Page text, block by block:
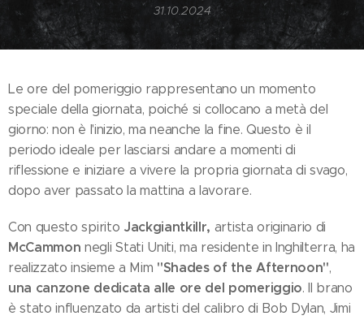
31.10.2024
Le ore del pomeriggio rappresentano un momento
speciale della giornata, poiché si collocano a metà del
giorno: non è l'inizio, ma neanche la fine. Questo è il
periodo ideale per lasciarsi andare a momenti di
riflessione e iniziare a vivere la propria giornata di svago,
dopo aver passato la mattina a lavorare.
Con questo spirito Jackgiantkillr, artista originario di
McCammon negli Stati Uniti, ma residente in Inghilterra, ha
realizzato insieme a Mim "Shades of the Afternoon",
una canzone dedicata alle ore del pomeriggio. Il brano
è stato influenzato da artisti del calibro di Bob Dylan, Jimi